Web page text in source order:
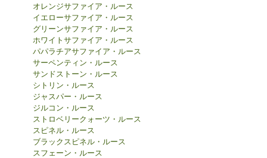
オレンジサファイア・ルース
イエローサファイア・ルース
グリーンサファイア・ルース
ホワイトサファイア・ルース
パパラチアサファイア・ルース
サーペンティン・ルース
サンドストーン・ルース
シトリン・ルース
ジャスパー・ルース
ジルコン・ルース
ストロベリークォーツ・ルース
スピネル・ルース
ブラックスピネル・ルース
スフェーン・ルース